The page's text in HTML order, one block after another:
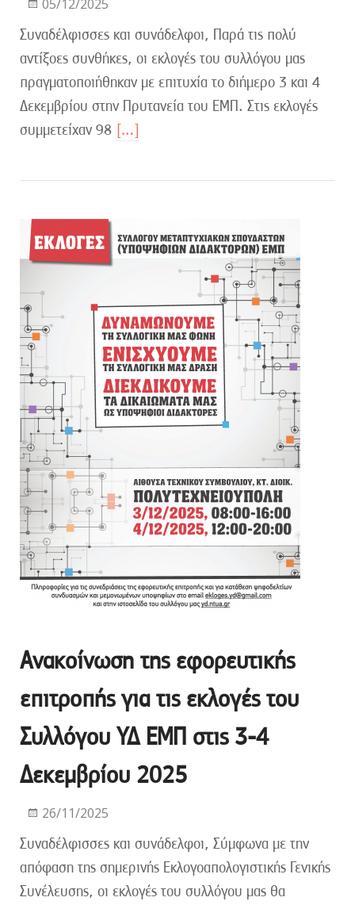
05/12/2025
Συναδέλφισσες και συνάδελφοι, Παρά τις πολύ
αντίξοες συνθήκες, οι εκλογές του συλλόγου μας
πραγματοποιήθηκαν με επιτυχία το διήμερο 3 και 4
Δεκεμβρίου στην Πρυτανεία του ΕΜΠ. Στις εκλογές
συμμετείχαν 98 […]
Ανακοίνωση της εφορευτικής
επιτροπής για τις εκλογές του
Συλλόγου ΥΔ ΕΜΠ στις 3-4
Δεκεμβρίου 2025
26/11/2025
Συναδέλφισσες και συνάδελφοι, Σύμφωνα με την
απόφαση της σημερινής Εκλογοαπολογιστικής Γενικής
Συνέλευσης, οι εκλογές του συλλόγου μας θα